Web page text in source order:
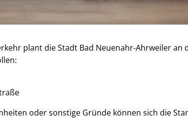
plant die Stadt Bad Neuenahr-Ahrweiler an
oder sonstige Gründe können sich die